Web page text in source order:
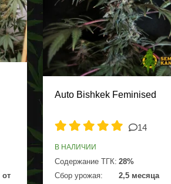
от
Auto Bishkek Feminised
14
В НАЛИЧИИ
Содержание ТГК: 28%
Сбор урожая:
2,5 месяца